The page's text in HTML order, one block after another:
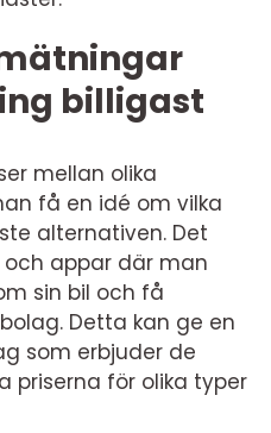
billigast
mellan olika
få en idé om vilka
alternativen. Det
appar där man
sin bil och få
Detta kan ge en
som erbjuder de
priserna för olika typer